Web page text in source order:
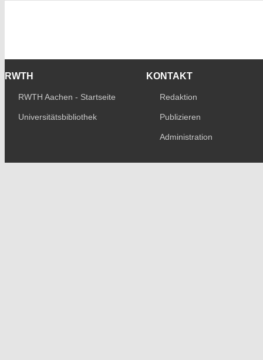
RWTH
RWTH Aachen - Startseite
Universitätsbibliothek
KONTAKT
Redaktion
Publizieren
Administration